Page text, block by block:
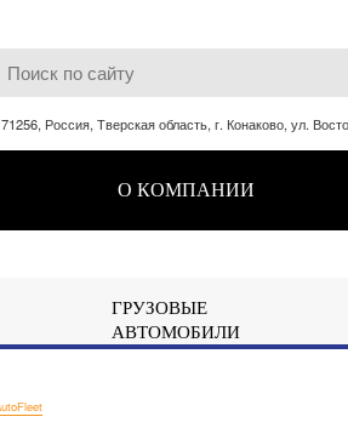
Россия, Тверская область, г. Конаково, ул.
О КОМПАНИИ
ГРУЗОВЫЕ
АВТОМОБИЛИ